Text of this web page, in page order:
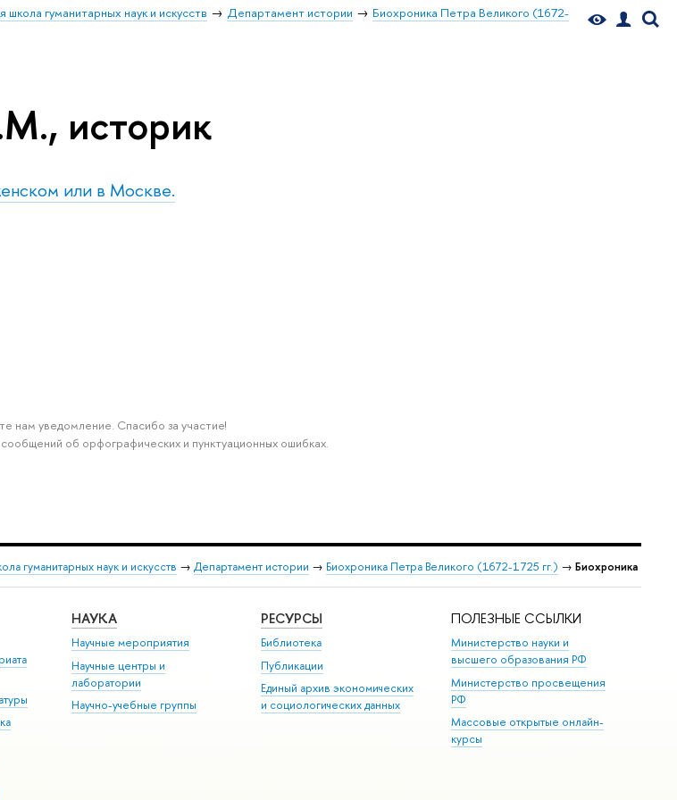
гуманитарных наук и искусств Департамент истории
Биохроника Петра Великого (1672-
историк
или в Москве.
нам уведомление. Спасибо за участие!
об орфографических и пунктуационных ошибках.
гуманитарных наук и искусств → Департамент истории → Биохроника Петра Великого (1672-1725 гг.) → Биохроника
НАУКА
Научные мероприятия
Научные центры и
лаборатории
Научно-учебные группы
РЕСУРСЫ
Библиотека
Публикации
Единый архив экономических
и социологических данных
ПОЛЕЗНЫЕ ССЫЛКИ
Министерство науки и
высшего образования РФ
Министерство просвещения
РФ
Массовые открытые онлайн-
курсы